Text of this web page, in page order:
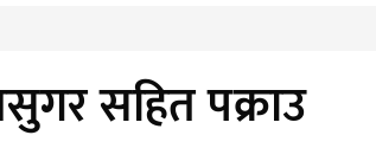
सहित पक्राउ